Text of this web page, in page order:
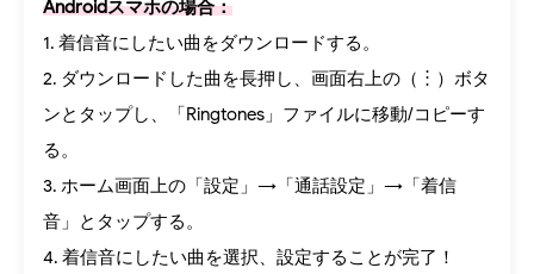
Androidスマホの場合：
1. 着信音にしたい曲をダウンロードする。
2. ダウンロードした曲を長押し、画面右上の（︙）ボタ
ンとタップし、「Ringtones」ファイルに移動/コピーす
る。
3. ホーム画面上の「設定」→「通話設定」→「着信
音」とタップする。
4. 着信音にしたい曲を選択、設定することが完了！